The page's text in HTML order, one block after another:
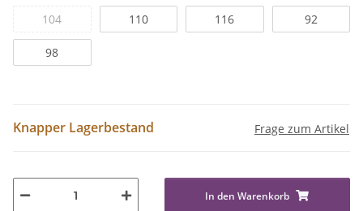
104 110 116 92
98
Knapper Lagerbestand Frage zum Artikel
In den Warenkorb